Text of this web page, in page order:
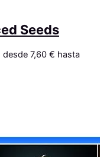
Seeds
7,60 € hasta